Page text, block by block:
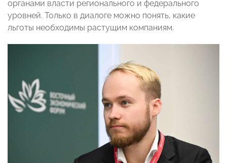
органами власти регионального и федерального
уровней. Только в диалоге можно понять, какие
льготы необходимы растущим компаниям.